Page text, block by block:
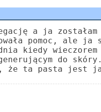
a ja
pomoc, ale ja
kiedy wieczorem
do
ta pasta jest